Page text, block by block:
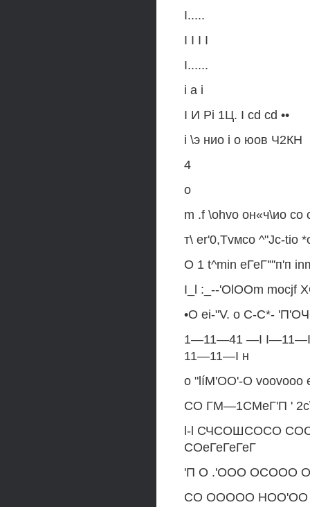
I.....
I I I I
I......
i a i
I И Pi 1Ц. I cd cd ••
i \э нио i о юов Ч2КН
4
о
m .f \ohvo он«ч\ио со
т\ er'0,Tvмсо ^"Jc-tio
O 1 t^min еГеГ'"'п'п
I_l :_--'OlOOm mocjf
•О ei-"V. о С-С*-
1—11—41 —I
11—11—I н
o "líM'OO'-O
СО ГМ—1СМеГ'П '
l-l СЧСОШСОСО
СОеГеГеГеГ
'П О .'ООО ОСООО
СО ООООО